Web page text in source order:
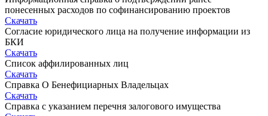
понесенных расходов по софинансированию проектов
Скачать
Согласие юридического лица на получение информации из
БКИ
Скачать
Список аффилированных лиц
Скачать
Справка О Бенефициарных Владельцах
Скачать
Справка с указанием перечня залогового имущества